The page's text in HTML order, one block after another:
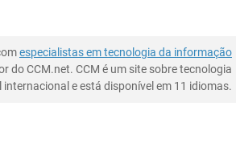
especialistas em tecnologia da informação
do CCM.net. CCM é um site sobre tecnologia
internacional e está disponível em 11 idiomas.